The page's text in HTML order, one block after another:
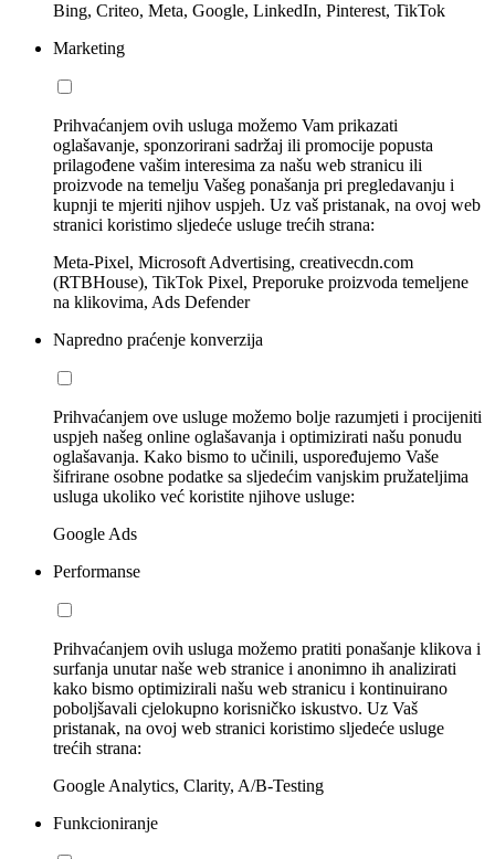
Bing, Criteo, Meta, Google, LinkedIn, Pinterest, TikTok
Marketing
Prihvaćanjem ovih usluga možemo Vam prikazati
oglašavanje, sponzorirani sadržaj ili promocije popusta
prilagođene vašim interesima za našu web stranicu ili
proizvode na temelju Vašeg ponašanja pri pregledavanju i
kupnji te mjeriti njihov uspjeh. Uz vaš pristanak, na ovoj web
stranici koristimo sljedeće usluge trećih strana:
Meta-Pixel, Microsoft Advertising, creativecdn.com
(RTBHouse), TikTok Pixel, Preporuke proizvoda temeljene
na klikovima, Ads Defender
Napredno praćenje konverzija
Prihvaćanjem ove usluge možemo bolje razumjeti i procijeniti
uspjeh našeg online oglašavanja i optimizirati našu ponudu
oglašavanja. Kako bismo to učinili, uspoređujemo Vaše
šifrirane osobne podatke sa sljedećim vanjskim pružateljima
usluga ukoliko već koristite njihove usluge:
Google Ads
Performanse
Prihvaćanjem ovih usluga možemo pratiti ponašanje klikova i
surfanja unutar naše web stranice i anonimno ih analizirati
kako bismo optimizirali našu web stranicu i kontinuirano
poboljšavali cjelokupno korisničko iskustvo. Uz Vaš
pristanak, na ovoj web stranici koristimo sljedeće usluge
trećih strana:
Google Analytics, Clarity, A/B-Testing
Funkcioniranje